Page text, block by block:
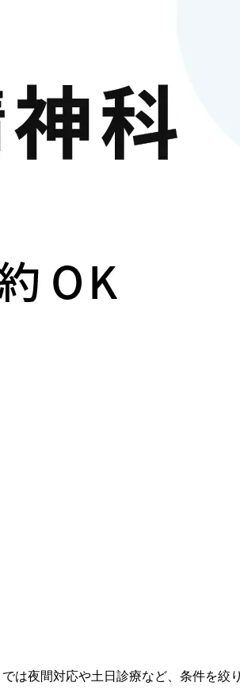
では夜間対応や土日診療など、条件を絞